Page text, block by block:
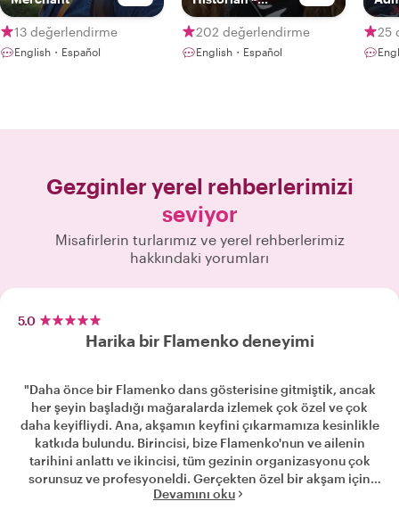
13 değerlendirme
English・Español
Exclusive
Experiences ~
202 değerlendirme
English・Español
25
Gezginler yerel rehberlerimizi
seviyor
Misafirlerin turlarımız ve yerel rehberlerimiz
hakkındaki yorumları
5.0
Harika bir Flamenko deneyimi
"Daha önce bir Flamenko dans gösterisine gitmiştik, ancak
her şeyin başladığı mağaralarda izlemek çok özel ve çok
daha keyifliydi. Ana, akşamın keyfini çıkarmamıza kesinlikle
katkıda bulundu. Birincisi, bize Flamenko'nun ve ailenin
tarihini anlattı ve ikincisi, tüm gezinin organizasyonu çok
sorunsuz ve profesyoneldi. Gerçekten özel bir akşam için
teşekkürler Ana. "
Devamını oku